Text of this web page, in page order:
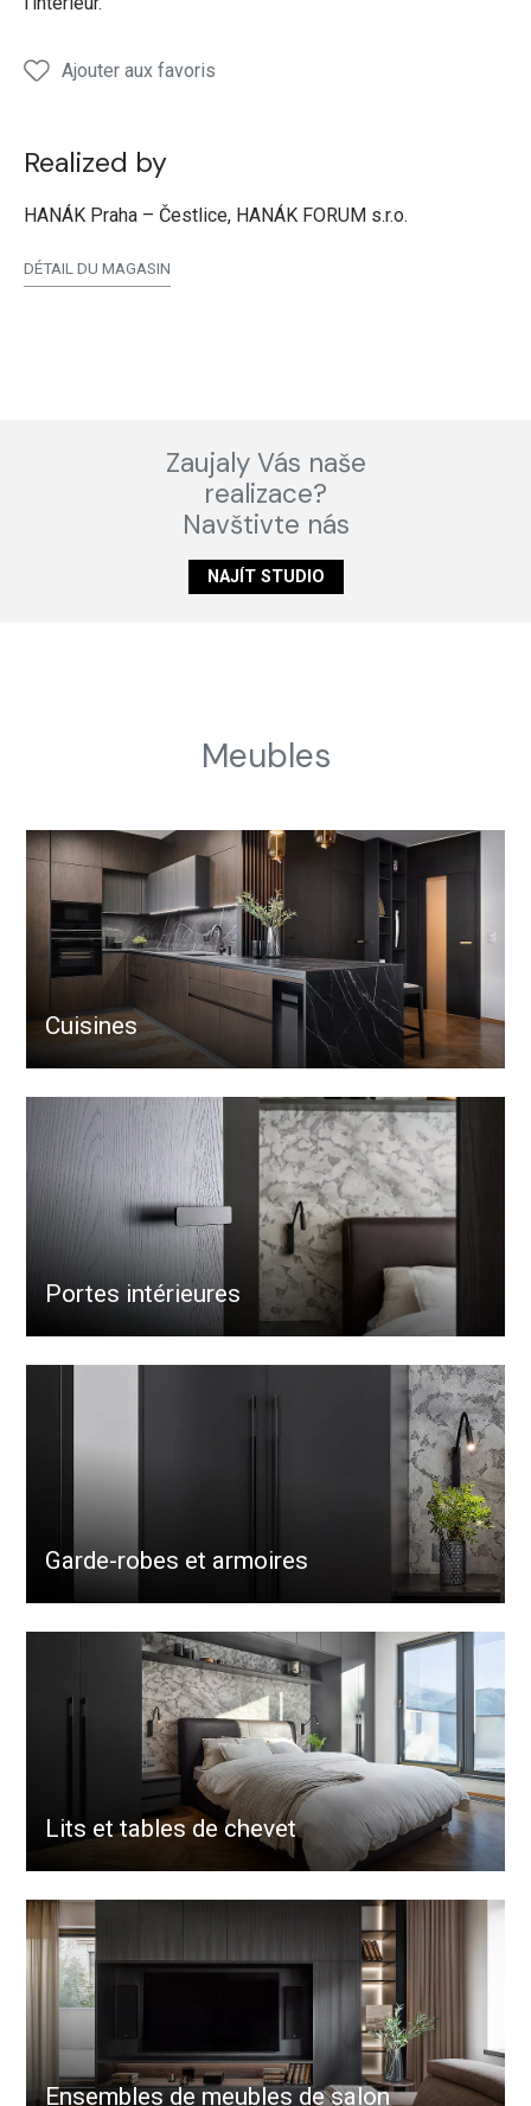
Ajouter aux favoris
Realized by
HANÁK Praha – Čestlice, HANÁK FORUM s.r.o.
DÉTAIL DU MAGASIN
Zaujaly Vás naše
realizace?
Navštivte nás
NAJÍT STUDIO
Meubles
Cuisines
Portes intérieures
Garde-robes et armoires
Lits et tables de chevet
Ensembles de meubles de salon